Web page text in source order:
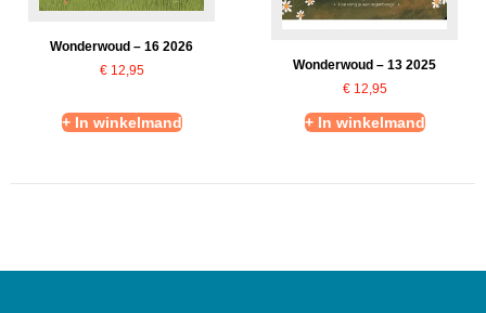
Wonderwoud – 16 2026
€12,95
+ In winkelmand
Wonderwoud – 13 2025
€12,95
+ In winkelmand